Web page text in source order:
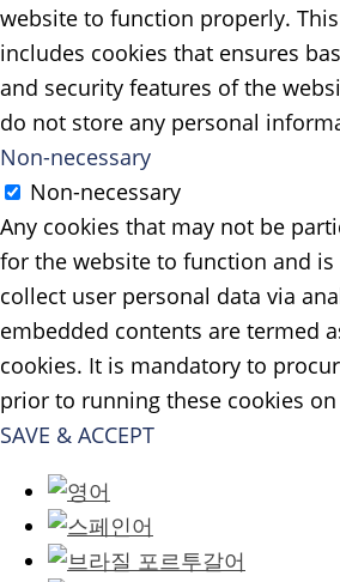
website to function properly.
includes cookies that ensures
and security features of the
do not store any personal
Non-necessary
Non-necessary
Any cookies that may not be
for the website to function and
collect user personal data via
embedded contents are termed
cookies. It is mandatory to
prior to running these cookies
SAVE & ACCEPT